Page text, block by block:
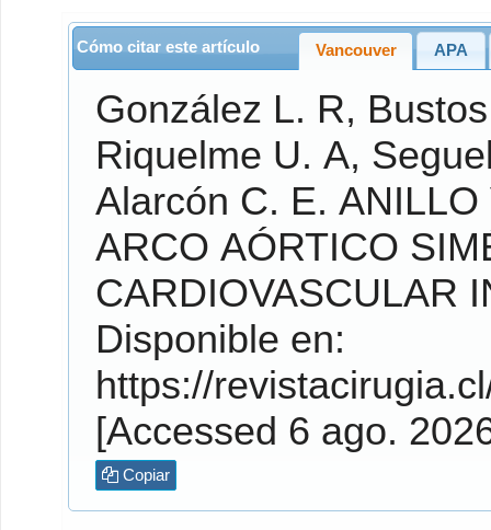
Cómo citar este artículo Vancouver APA
González L. R,
Riquelme U. A,
Alarcón C. E. ANILLO VASCULAR COMPLETO POR DOBLE
ARCO AÓRTICO
CARDIOVASCULAR
Disponible en:
https://
[Accessed 6 ago.
Copiar